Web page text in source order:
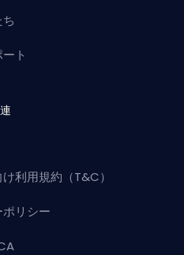
ト
利用規約（T&C）
リシー